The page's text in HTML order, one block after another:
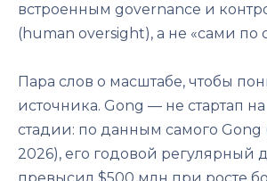
встроенным governance и
(human oversight), а не «сами по
Пара слов о масштабе, чтобы
источника. Gong — не стартап
стадии: по данным самого Gong
2026), его годовой регулярный